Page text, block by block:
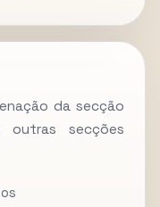
da secção
outras secções